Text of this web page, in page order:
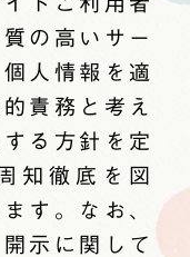
の高いサー
人情報を適
責務と考え
る方針を定
知徹底を図
す。なお、
示に関して